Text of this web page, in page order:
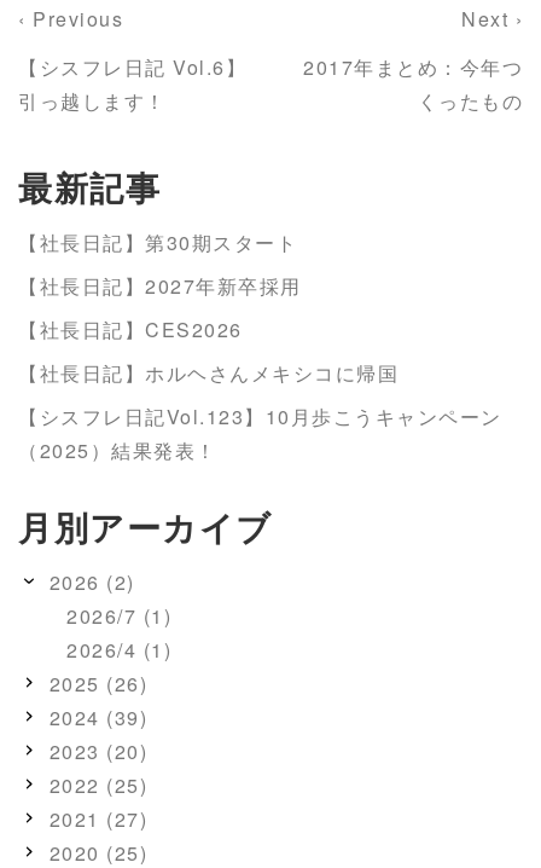
‹ Previous
【シスフレ日記 Vol.6】
引っ越します！
Next ›
2017年まとめ：今年つ
くったもの
最新記事
【社長日記】第30期スタート
【社長日記】2027年新卒採用
【社長日記】CES2026
【社長日記】ホルヘさんメキシコに帰国
【シスフレ日記Vol.123】10月歩こうキャンペーン
（2025）結果発表！
月別アーカイブ
2026 (2)
2026/7 (1)
2026/4 (1)
2025 (26)
2024 (39)
2023 (20)
2022 (25)
2021 (27)
2020 (25)